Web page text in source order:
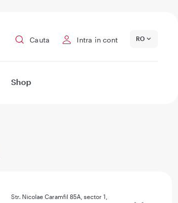
Cauta Intra in cont RO
Shop
Str. Nicolae Caramfil 85A, sector 1,